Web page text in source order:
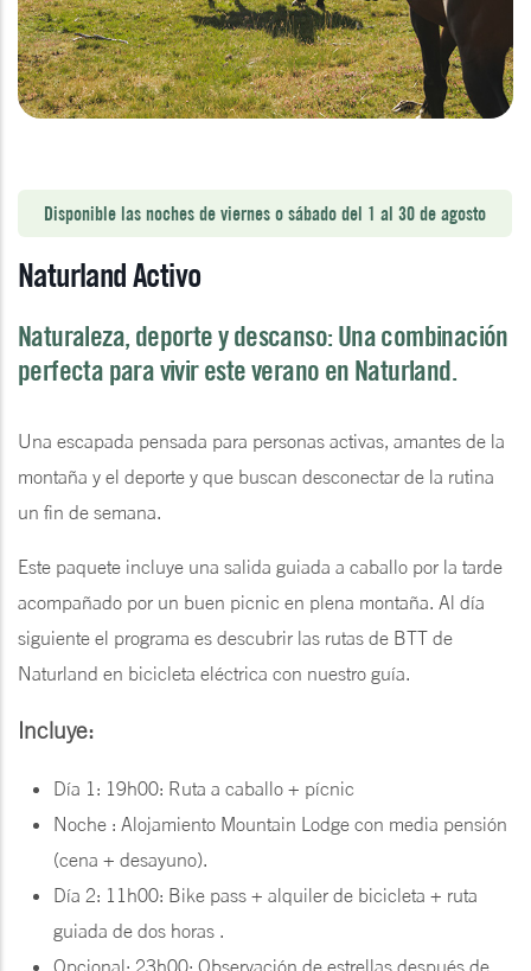
Disponible las noches de viernes o sábado del 1 al 30 de agosto
Naturland Activo
Naturaleza, deporte y descanso: Una combinación
perfecta para vivir este verano en Naturland.
Una escapada pensada para personas activas, amantes de la
montaña y el deporte y que buscan desconectar de la rutina
un fin de semana.
Este paquete incluye una salida guiada a caballo por la tarde
acompañado por un buen picnic en plena montaña. Al día
siguiente el programa es descubrir las rutas de BTT de
Naturland en bicicleta eléctrica con nuestro guía.
Incluye:
Día 1: 19h00: Ruta a caballo + pícnic
Noche : Alojamiento Mountain Lodge con media pensión
(cena + desayuno).
Día 2: 11h00: Bike pass + alquiler de bicicleta + ruta
guiada de dos horas .
Opcional: 23h00: Observación de estrellas después de